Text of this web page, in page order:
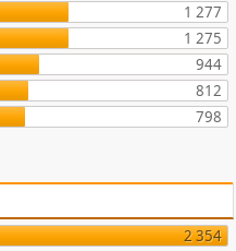
1 277
1 275
944
812
798
2 354